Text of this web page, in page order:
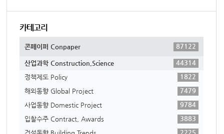
카테고리
콘페이퍼 Conpaper 87122
산업과학 Construction,Science
44314
정책제도 Policy
1822
해외동향 Global Project
7479
사업동향 Domestic Project
9784
입찰수주 Contract, Awards
3883
2225